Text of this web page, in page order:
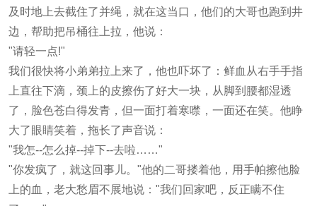
及时地上去截住了并绳，就在这当口，他们的大哥也跑到井
边，帮助把吊桶往上拉，他说：
"请轻一点!"
我们很快将小弟弟拉上来了，他也吓坏了：鲜血从右手手指
上直往下滴，颈上的皮擦伤了好大一块，从脚到腰都湿透
了，脸色苍白得发青，但一面打着寒噤，一面还在笑。他睁
大了眼睛笑着，拖长了声音说：
"我怎--怎么掉--掉下--去啦……"
"你发疯了，就这回事儿。"他的二哥搂着他，用手帕擦他脸
上的血，老大愁眉不展地说："我们回家吧，反正瞒不住